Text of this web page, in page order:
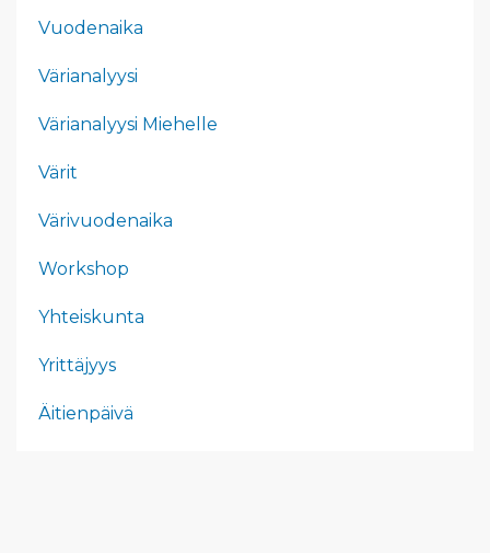
Vuodenaika
Värianalyysi
Värianalyysi Miehelle
Värit
Värivuodenaika
Workshop
Yhteiskunta
Yrittäjyys
Äitienpäivä